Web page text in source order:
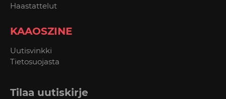
Haastattelut
KAAOSZINE
Uutisvinkki
Tietosuojasta
Tilaa uutiskirje